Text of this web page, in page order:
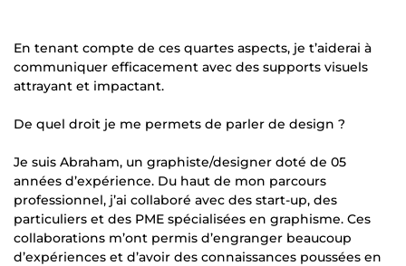
En tenant compte de ces quartes aspects, je t’aiderai à
communiquer efficacement avec des supports visuels
attrayant et impactant.
De quel droit je me permets de parler de design ?
Je suis Abraham, un graphiste/designer doté de 05
années d’expérience. Du haut de mon parcours
professionnel, j’ai collaboré avec des start-up, des
particuliers et des PME spécialisées en graphisme. Ces
collaborations m’ont permis d’engranger beaucoup
d’expériences et d’avoir des connaissances poussées en